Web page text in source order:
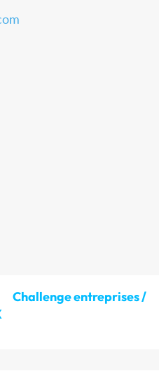
Challenge entreprises /